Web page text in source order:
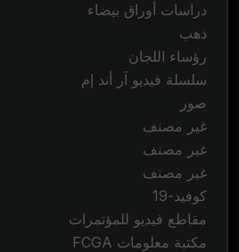
دراسات أوراق بيضاء
ذهب
رؤساء اللجان
سلسلة فيديو آر أند إم
صور
غير مصنف
غير مصنف
غير مصنف
كوفيد-19
مقاطع فيديو للمؤتمرات
مكتبة معلومات FCGA